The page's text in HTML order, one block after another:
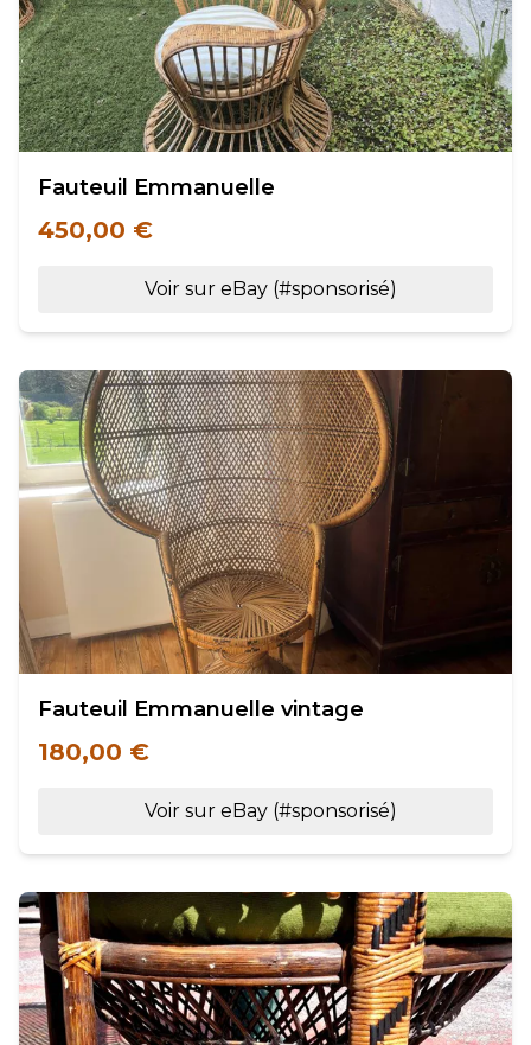
Fauteuil Emmanuelle
450,00 €
Voir sur eBay (#sponsorisé)
Fauteuil Emmanuelle vintage
180,00 €
Voir sur eBay (#sponsorisé)